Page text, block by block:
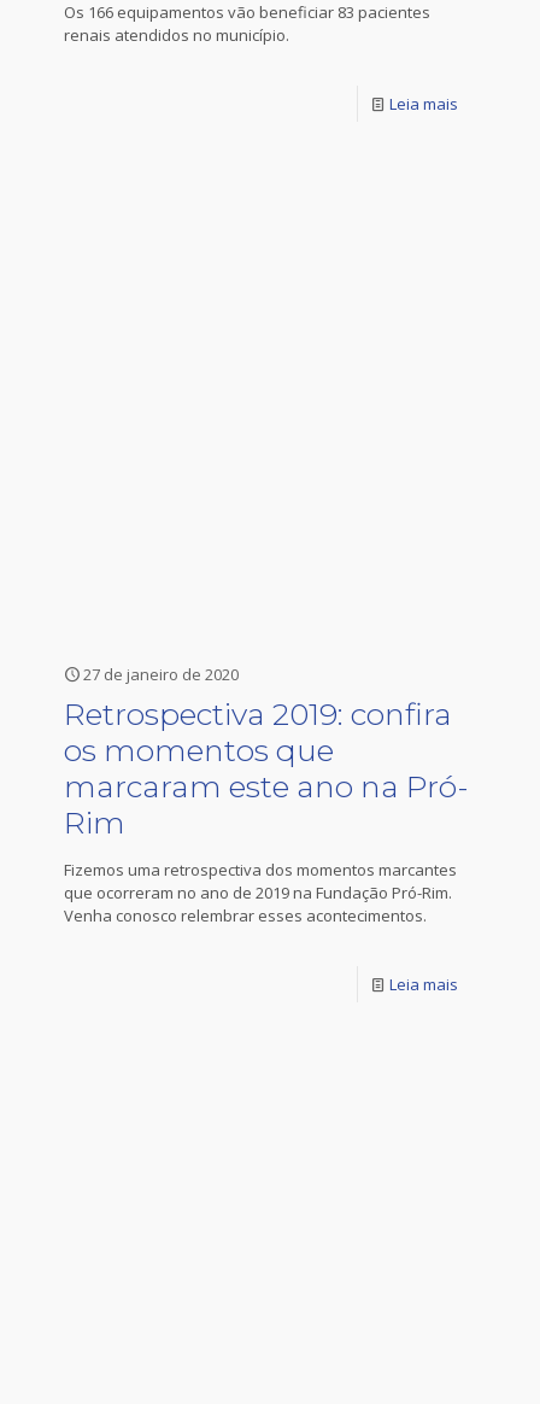
Os 166 equipamentos vão beneficiar 83 pacientes
renais atendidos no município.
Leia mais
27 de janeiro de 2020
Retrospectiva 2019: confira
os momentos que
marcaram este ano na Pró-
Rim
Fizemos uma retrospectiva dos momentos marcantes
que ocorreram no ano de 2019 na Fundação Pró-Rim.
Venha conosco relembrar esses acontecimentos.
Leia mais